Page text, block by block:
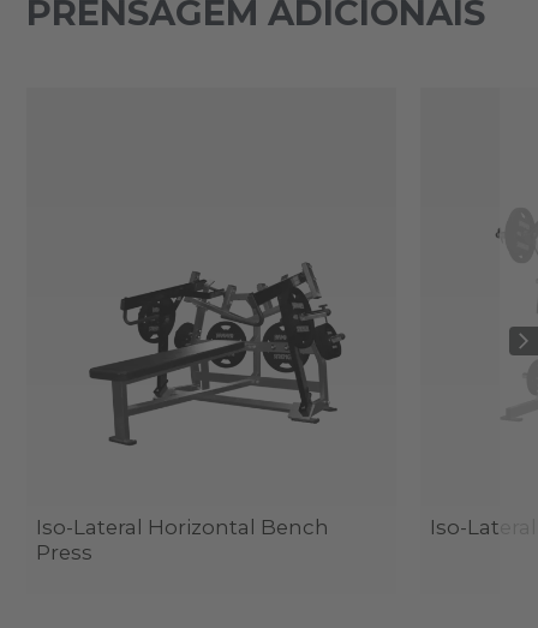
PRENSAGEM ADICIONAIS
Iso-Lateral Horizontal Bench
Press
Iso-